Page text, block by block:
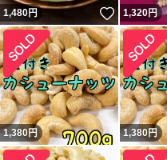
1,480円 いいね！
1,320円
1,380円 1,380円